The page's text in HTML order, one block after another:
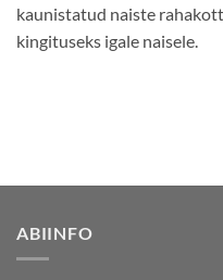
kaunistatud naiste
kingituseks igale naisele.
ABIINFO